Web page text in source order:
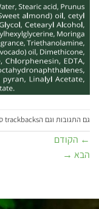
גם התגובות וגם הtrackbacks סגורים כרגע.
← הקודם
הבא →